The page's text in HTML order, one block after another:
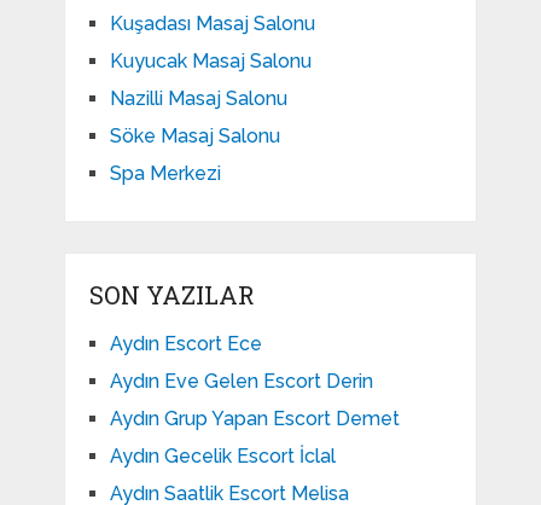
Kuşadası Masaj Salonu
Kuyucak Masaj Salonu
Nazilli Masaj Salonu
Söke Masaj Salonu
Spa Merkezi
SON YAZILAR
Aydın Escort Ece
Aydın Eve Gelen Escort Derin
Aydın Grup Yapan Escort Demet
Aydın Gecelik Escort İclal
Aydın Saatlik Escort Melisa